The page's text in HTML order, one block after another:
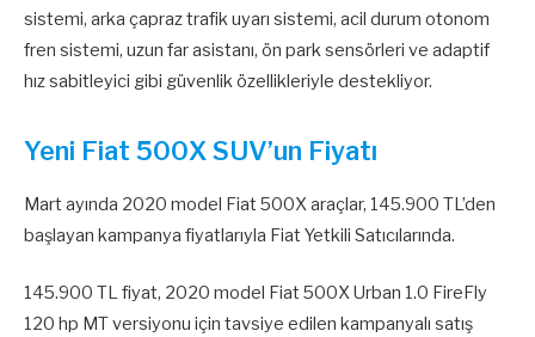
sistemi, arka çapraz trafik uyarı sistemi, acil durum otonom
fren sistemi, uzun far asistanı, ön park sensörleri ve adaptif
hız sabitleyici gibi güvenlik özellikleriyle destekliyor.
Yeni Fiat 500X SUV’un Fiyatı
Mart ayında 2020 model Fiat 500X araçlar, 145.900 TL’den
başlayan kampanya fiyatlarıyla Fiat Yetkili Satıcılarında.
145.900 TL fiyat, 2020 model Fiat 500X Urban 1.0 FireFly
120 hp MT versiyonu için tavsiye edilen kampanyalı satış